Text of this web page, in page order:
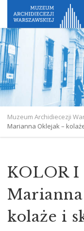
Muzeum Archidiecezji
Marianna Oklejak –
KOLOR I
kolaże i